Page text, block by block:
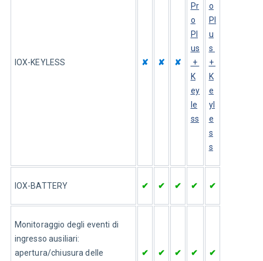
IOX-KEYLESS ✘ ✘ ✘
Pr
o
Pl
us
+
K
ey
le
ss
o
Pl
u
s
+
K
e
yl
e
s
s
IOX-BATTERY ✔ ✔ ✔ ✔ ✔
Monitoraggio degli eventi di
ingresso ausiliari:
apertura/chiusura delle
✔ ✔ ✔ ✔ ✔